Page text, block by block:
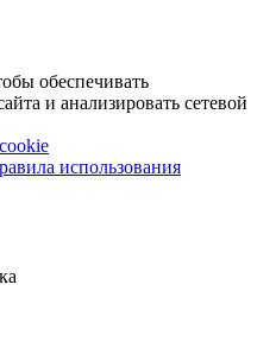
обеспечивать
и анализировать сетевой
использования